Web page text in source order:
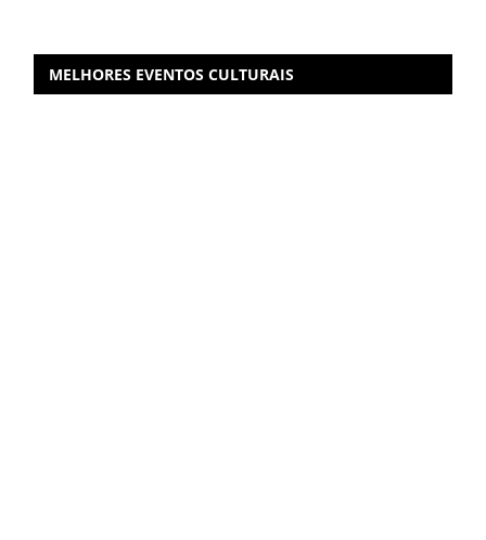
MELHORES EVENTOS CULTURAIS